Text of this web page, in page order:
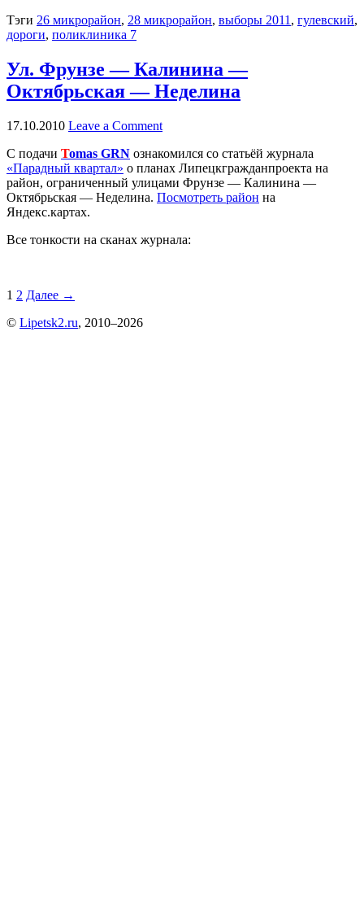
Тэги 26 микрорайон, 28 микрорайон, выборы 2011 , гулевский,
дороги, поликлиника 7
Ул. Фрунзе — Калинина —
Октябрьская — Неделина
17.10.2010 Leave a Comment
С подачи Tomas GRN ознакомился со статьёй журнала
«Парадный квартал» о планах Липецкгражданпроекта на
район, ограниченный улицами Фрунзе — Калинина —
Октябрьская — Неделина. Посмотреть район на
Яндекс.картах.
Все тонкости на сканах журнала:
1 2 Далее →
© Lipetsk2.ru, 2010–2026